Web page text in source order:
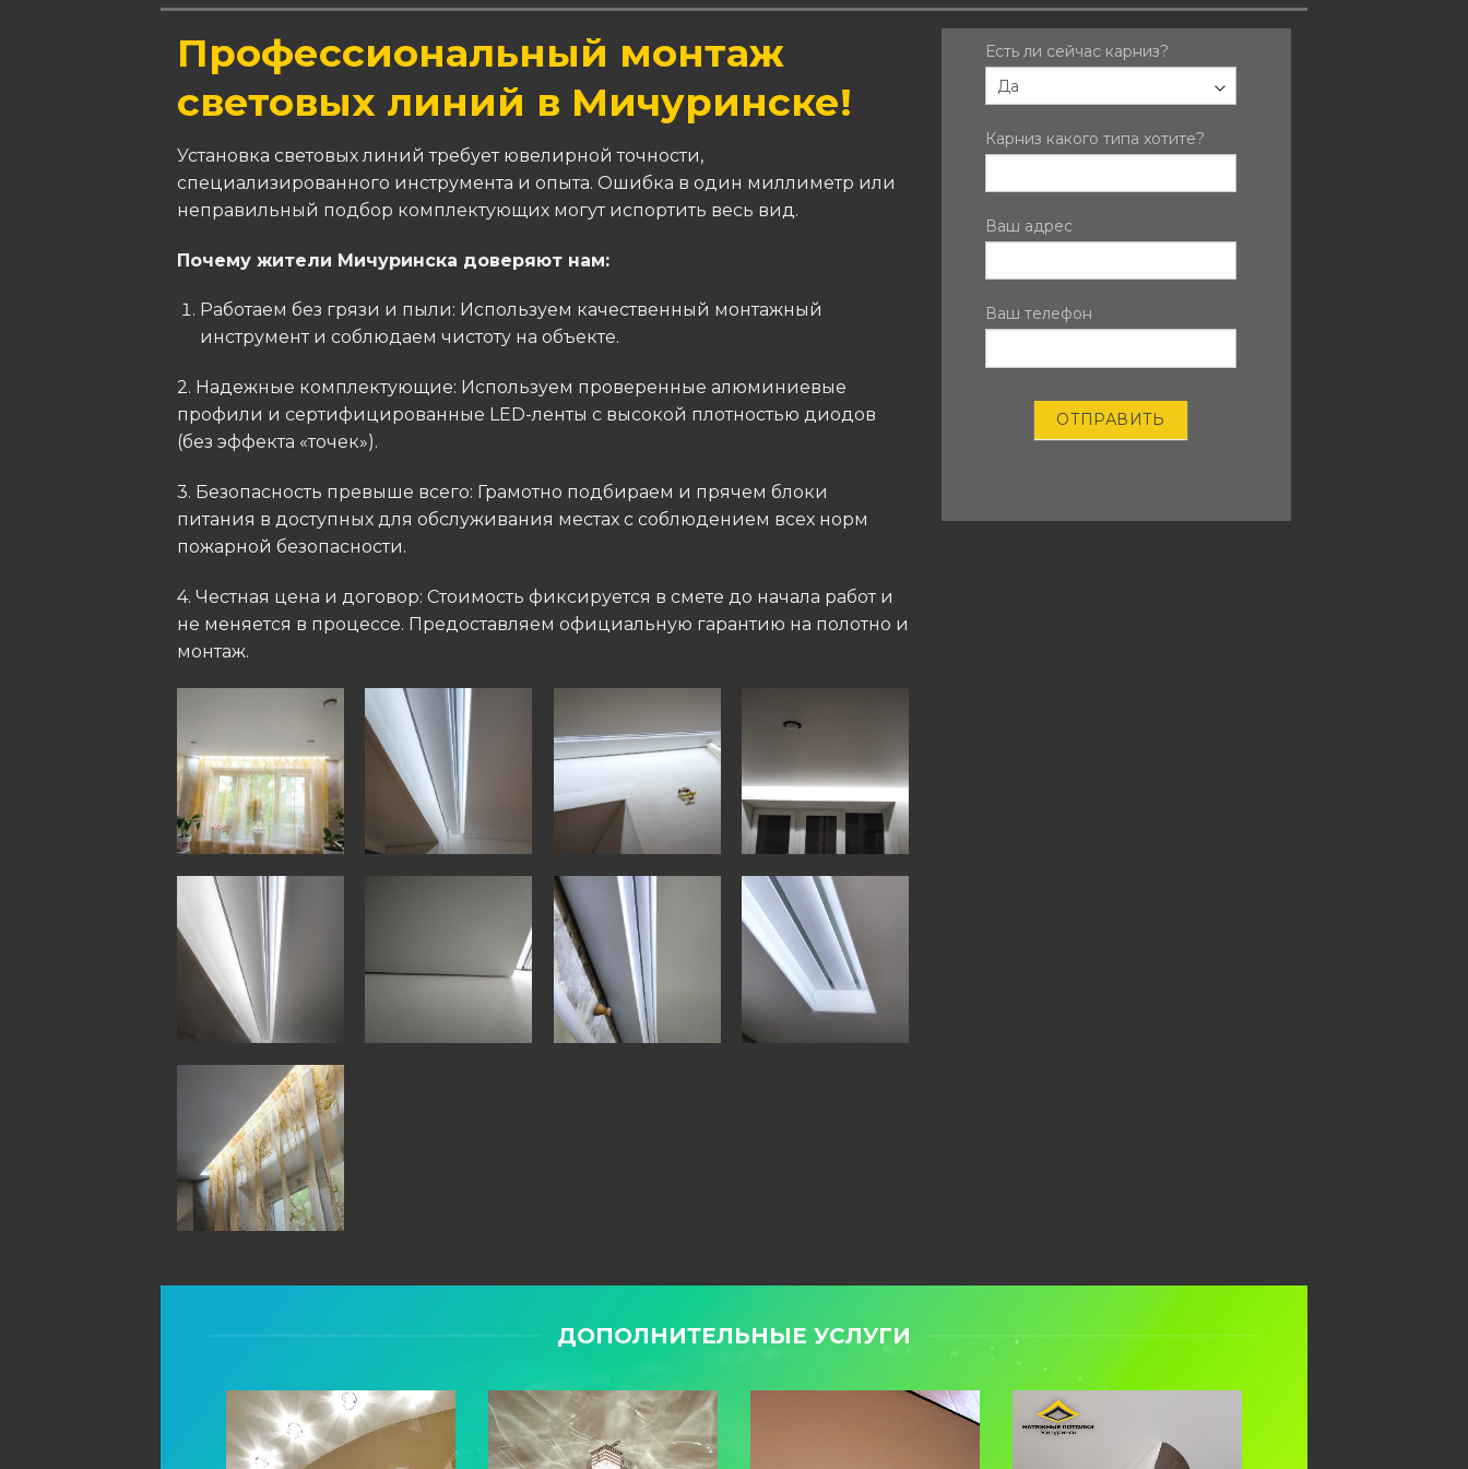
Профессиональный монтаж
световых линий в Мичуринске!
Установка световых линий требует ювелирной точности,
специализированного инструмента и опыта. Ошибка в один миллиметр или
неправильный подбор комплектующих могут испортить весь вид.
​Почему жители Мичуринска доверяют нам:
​Работаем без грязи и пыли: Используем качественный монтажный
инструмент и соблюдаем чистоту на объекте.
2. ​Надежные комплектующие: Используем проверенные алюминиевые
профили и сертифицированные LED-ленты с высокой плотностью диодов
(без эффекта «точек»).
​3. Безопасность превыше всего: Грамотно подбираем и прячем блоки
питания в доступных для обслуживания местах с соблюдением всех норм
пожарной безопасности.
4. ​Честная цена и договор: Стоимость фиксируется в смете до начала работ и
не меняется в процессе. Предоставляем официальную гарантию на полотно и
монтаж.
1-
KARNIZ
Есть ли сейчас карниз?
Карниз какого типа хотите?
Ваш адрес
Ваш телефон
ОТПРАВИТЬ
Если
вы
человек,
это
ДОПОЛНИТЕЛЬНЫЕ УСЛУГИ